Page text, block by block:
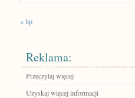
« lip
Reklama:
Przeczytaj więcej
Uzyskaj więcej informacji